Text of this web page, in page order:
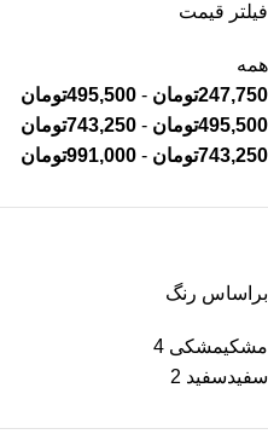
فیلتر قیمت
همه
247,750تومان -
495,500تومان
495,500تومان -
743,250تومان
743,250تومان -
991,000تومان
براساس رنگ
مشکیمشکی 4
سفیدسفید 2